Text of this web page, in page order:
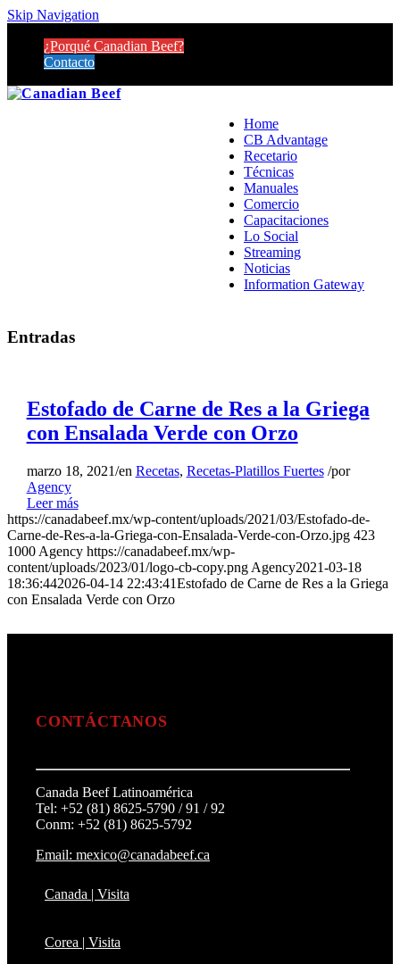
Skip Navigation
¿Porqué Canadian Beef?
Contacto
Home
CB Advantage
Recetario
Técnicas
Manuales
Comercio
Capacitaciones
Lo Social
Streaming
Noticias
Information Gateway
Entradas
Estofado de Carne de Res a la Griega
con Ensalada Verde con Orzo
marzo 18, 2021/en Recetas, Recetas-Platillos Fuertes /por
Agency
Leer más
https://canadabeef.mx/wp-content/uploads/2021/03/Estofado-de-
Carne-de-Res-a-la-Griega-con-Ensalada-Verde-con-Orzo.jpg 423
1000 Agency https://canadabeef.mx/wp-
content/uploads/2023/01/logo-cb-copy.png Agency2021-03-18
18:36:442026-04-14 22:43:41Estofado de Carne de Res a la Griega
con Ensalada Verde con Orzo
CONTÁCTANOS
Canada Beef Latinoamérica
Tel: +52 (81) 8625-5790 / 91 / 92
Conm: +52 (81) 8625-5792
Email: mexico@canadabeef.ca
Canada | Visita
Corea | Visita